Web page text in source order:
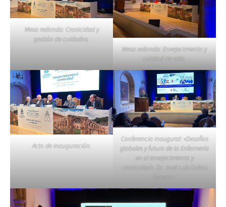
Mesa redonda: Cronicidad y
gestión de cuidados.
Mesa redonda: Envejecimiento y
calidad de vida.
Acto de inauguración.
Conferencia inaugural: «Desafíos
globales y futuro de la Enfermería
en el envejecimiento y
cronicidad». Dr. José Luís Cobos
Serrano.